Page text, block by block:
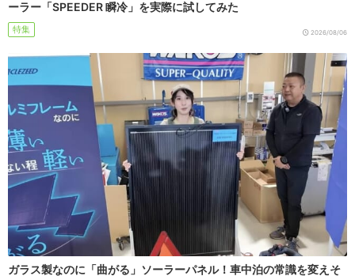
ーラー「SPEEDER 瞬冷」を実際に試してみた
特集 2026/08/06
ガラス製なのに「曲がる」ソーラーパネル！車中泊の常識を変えそ